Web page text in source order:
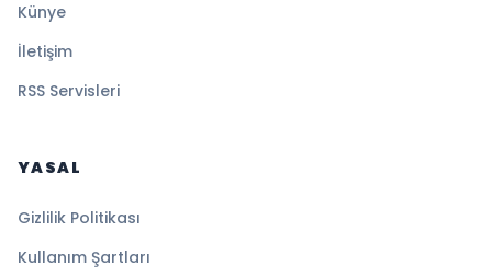
Künye
İletişim
RSS Servisleri
YASAL
Gizlilik Politikası
Kullanım Şartları